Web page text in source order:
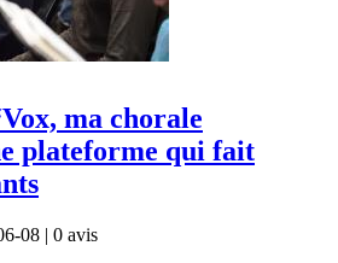
ma chorale
plateforme qui fait
08 | 0 avis